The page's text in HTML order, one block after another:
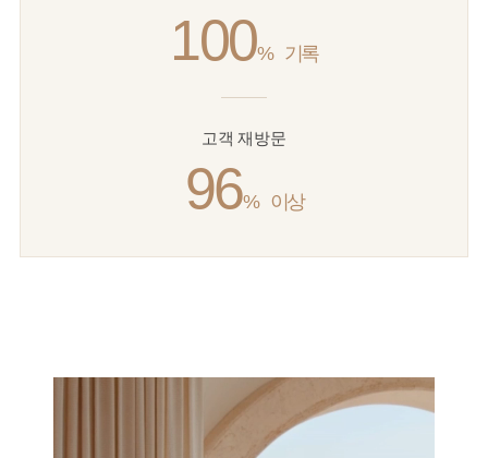
100% 기록
고객 재방문
96% 이상